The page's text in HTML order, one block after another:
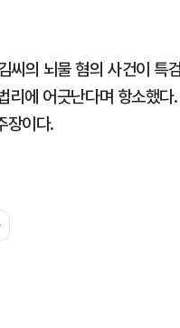
씨의 뇌물 혐의 사건이 특
리에 어긋난다며 항소했다.
장이다.